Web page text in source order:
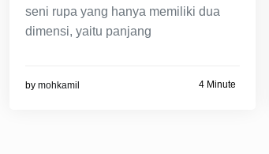
seni rupa yang hanya memiliki dua
dimensi, yaitu panjang
by mohkamil 4 Minute